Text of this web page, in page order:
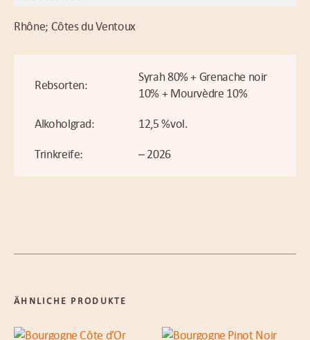
Rhône; Côtes du Ventoux
Rebsorten:
Syrah 80% + Grenache noir
10% + Mourvèdre 10%
Alkoholgrad:
12,5 %vol.
Trinkreife:
– 2026
ÄHNLICHE PRODUKTE